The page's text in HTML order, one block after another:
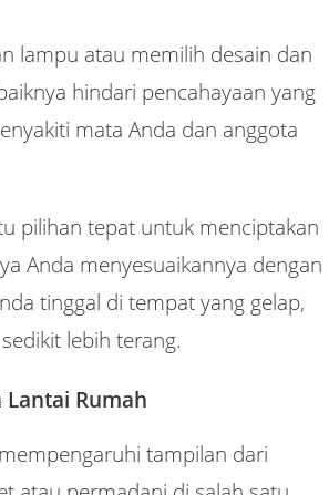
lampu atau memilih desain dan
hindari pencahayaan yang
mata Anda dan anggota
pilihan tepat untuk menciptakan
Anda menyesuaikannya dengan
tinggal di tempat yang gelap,
lebih terang.
Rumah
tampilan dari